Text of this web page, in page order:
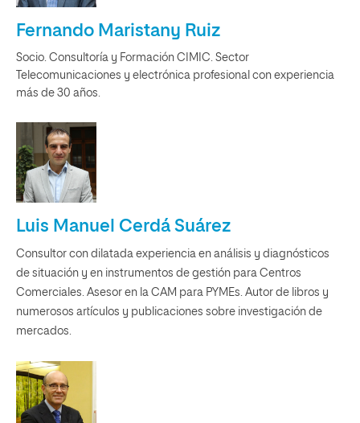
Fernando Maristany Ruiz
Socio. Consultoría y Formación CIMIC. Sector
Telecomunicaciones y electrónica profesional con experiencia
más de 30 años.
Luis Manuel Cerdá Suárez
Consultor con dilatada experiencia en análisis y diagnósticos
de situación y en instrumentos de gestión para Centros
Comerciales. Asesor en la CAM para PYMEs. Autor de libros y
numerosos artículos y publicaciones sobre investigación de
mercados.